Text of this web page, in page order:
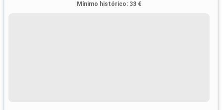
Mínimo histórico: 33 €